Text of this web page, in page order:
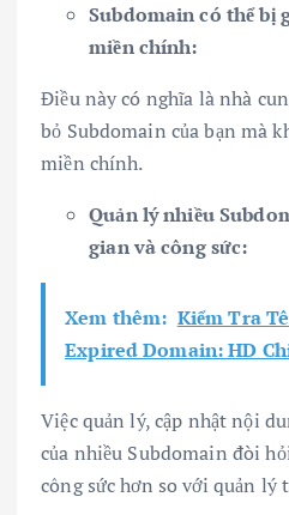
Subdomain có thể bị
miền chính:
Điều này có nghĩa là nhà
bỏ Subdomain của bạn mà
miền chính.
Quản lý nhiều
gian và công sức:
Xem thêm: Kiểm Tra
Expired Domain: HD
Việc quản lý, cập nhật nội
của nhiều Subdomain đòi
công sức hơn so với quản lý